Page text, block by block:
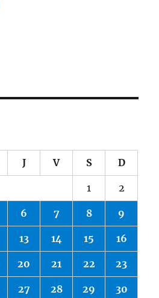
J V S D
1 2
6 7 8 9
13 14 15 16
20 21 22 23
27 28 29 30